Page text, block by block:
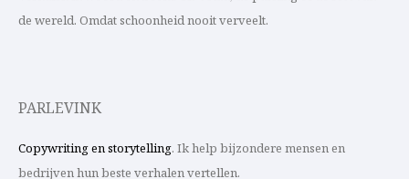
de wereld. Omdat schoonheid nooit verveelt.
PARLEVINK
Copywriting en storytelling. Ik help bijzondere mensen en
bedrijven hun beste verhalen vertellen.